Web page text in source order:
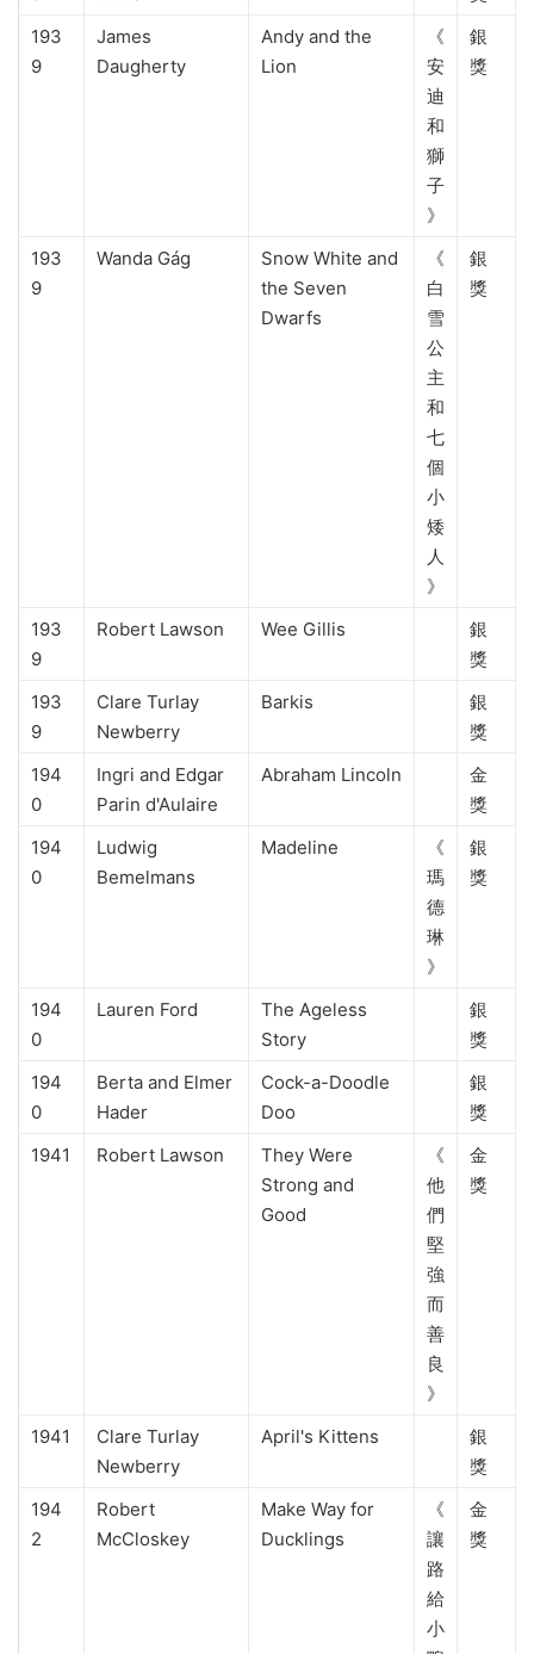
193
9
James
Daugherty
Andy and the
Lion
《
安
迪
和
獅
子
》
銀
獎
193
9
Wanda Gág
Snow White and
the Seven
Dwarfs
《
白
雪
公
主
和
七
個
小
矮
人
》
銀
獎
193
9
Robert Lawson Wee Gillis
銀
獎
193
9
Clare Turlay
Newberry
Barkis
銀
獎
194
0
Ingri and Edgar
Parin d'Aulaire
Abraham Lincoln
金
獎
194
0
Ludwig
Bemelmans
Madeline
《
瑪
德
琳
》
銀
獎
194
0
Lauren Ford
The Ageless
Story
銀
獎
194
0
Berta and Elmer
Hader
Cock-a-Doodle
Doo
銀
獎
1941
Robert Lawson
They Were
Strong and
Good
《
他
們
堅
強
而
善
良
》
金
獎
1941
Clare Turlay
Newberry
April's Kittens
銀
獎
194
2
Robert
McCloskey
Make Way for
Ducklings
《
讓
路
給
小
金
獎